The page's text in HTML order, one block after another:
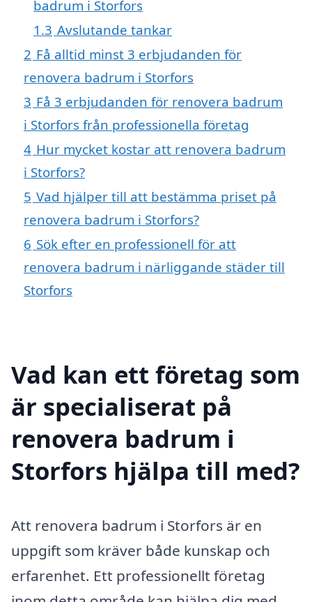
badrum i Storfors
1.3 Avslutande tankar
2 Få alltid minst 3 erbjudanden för
renovera badrum i Storfors
3 Få 3 erbjudanden för renovera badrum
i Storfors från professionella företag
4 Hur mycket kostar att renovera badrum
i Storfors?
5 Vad hjälper till att bestämma priset på
renovera badrum i Storfors?
6 Sök efter en professionell för att
renovera badrum i närliggande städer till
Storfors
Vad kan ett företag som
är specialiserat på
renovera badrum i
Storfors hjälpa till med?
Att renovera badrum i Storfors är en
uppgift som kräver både kunskap och
erfarenhet. Ett professionellt företag